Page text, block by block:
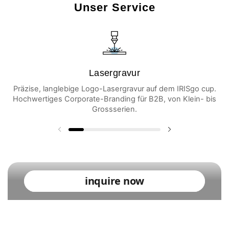
Unser Service
Lasergravur
Präzise, langlebige Logo-Lasergravur auf dem IRISgo cup.
Hochwertiges Corporate-Branding für B2B, von Klein- bis
Grossserien.
Vorherige Folie